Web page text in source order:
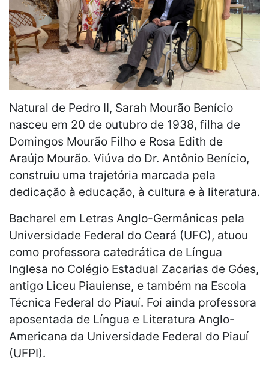
Natural de Pedro II, Sarah Mourão Benício
nasceu em 20 de outubro de 1938, filha de
Domingos Mourão Filho e Rosa Edith de
Araújo Mourão. Viúva do Dr. Antônio Benício,
construiu uma trajetória marcada pela
dedicação à educação, à cultura e à literatura.
Bacharel em Letras Anglo-Germânicas pela
Universidade Federal do Ceará (UFC), atuou
como professora catedrática de Língua
Inglesa no Colégio Estadual Zacarias de Góes,
antigo Liceu Piauiense, e também na Escola
Técnica Federal do Piauí. Foi ainda professora
aposentada de Língua e Literatura Anglo-
Americana da Universidade Federal do Piauí
(UFPI).